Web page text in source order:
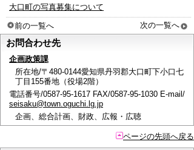
大口町の写真募集について
前の一覧へ 次の一覧へ
お問合わせ先
企画政策課
所在地/〒480-0144愛知県丹羽郡大口町下小口七
丁目155番地（役場2階）
電話番号/0587-95-1617 FAX/0587-95-1030 E-mail/
seisaku@town.oguchi.lg.jp
企画、総合計画、財政、広報・広聴
ページの先頭へ戻る